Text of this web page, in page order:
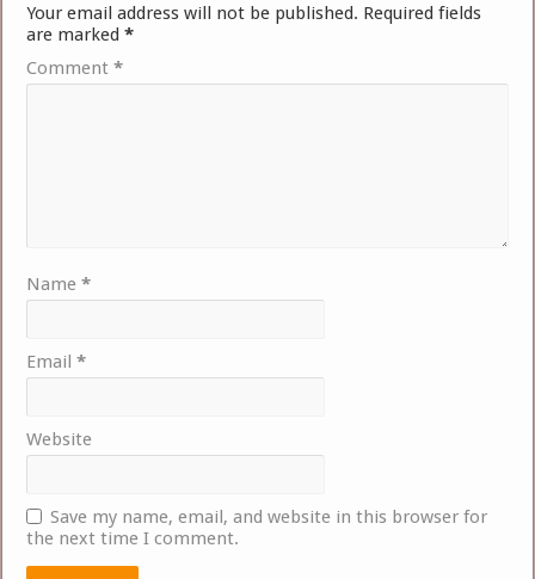
Your email address will not be published. Required fields
are marked*
Comment*
Name*
Email*
Website
Save my name, email, and website in this browser for
the next time I comment.